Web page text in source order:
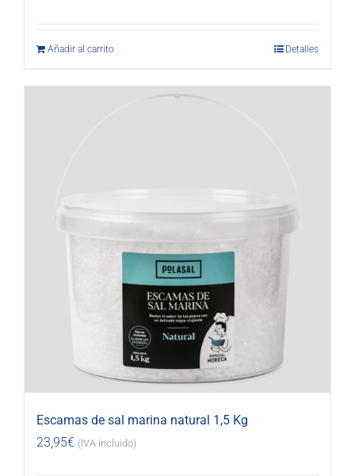
Añadir al carrito Detalles
Escamas de sal marina natural 1,5 Kg
23,95€ (IVA incluido)